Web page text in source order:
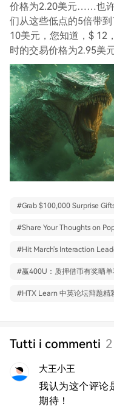
价格为2.20美元……也
们从这些低点的5倍带
10美元，您知道，$ 12
时的交易价格为2.95美
#Grab $100,000 Surprise
#Share Your Thoughts on
#Hit March's Interaction
#赢400U：质押借币有奖晒
#HTX Learn 中英论坛辩题精
Tutti i commenti 2
大王小王
我认为这个评论
期待！